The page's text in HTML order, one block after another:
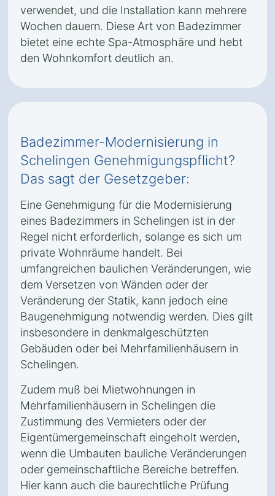
verwendet, und die Installation kann mehrere
Wochen dauern. Diese Art von Badezimmer
bietet eine echte Spa-Atmosphäre und hebt
den Wohnkomfort deutlich an.
Badezimmer-Modernisierung in
Schelingen Genehmigungspflicht?
Das sagt der Gesetzgeber:
Eine Genehmigung für die Modernisierung
eines Badezimmers in Schelingen ist in der
Regel nicht erforderlich, solange es sich um
private Wohnräume handelt. Bei
umfangreichen baulichen Veränderungen, wie
dem Versetzen von Wänden oder der
Veränderung der Statik, kann jedoch eine
Baugenehmigung notwendig werden. Dies gilt
insbesondere in denkmalgeschützten
Gebäuden oder bei Mehrfamilienhäusern in
Schelingen.
Zudem muß bei Mietwohnungen in
Mehrfamilienhäusern in Schelingen die
Zustimmung des Vermieters oder der
Eigentümergemeinschaft eingeholt werden,
wenn die Umbauten bauliche Veränderungen
oder gemeinschaftliche Bereiche betreffen.
Hier kann auch die baurechtliche Prüfung